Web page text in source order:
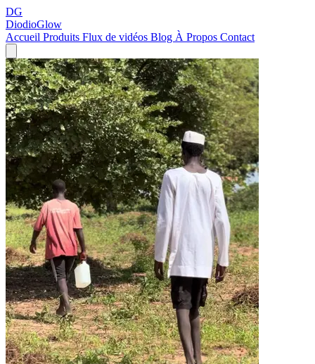
DG
DiodioGlow
Accueil Produits Flux de vidéos Blog À Propos Contact